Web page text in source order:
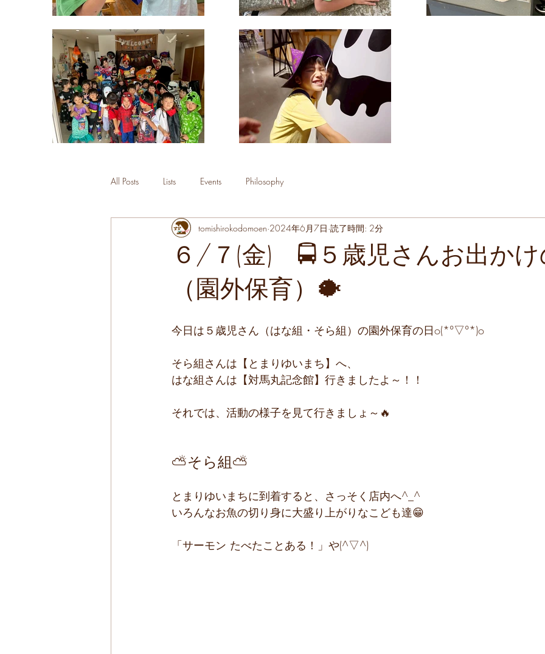
All Posts Lists Events Philosophy
６/７(金) 🚍５歳児さんお出か
（園外保育）🐡
tomishirokodomoen 2024年6月7日 読了時間: 2分
今日は５歳児さん（はな組・そら組）の園外保育の日o(*°▽°*)o
そら組さんは【とまりゆいまち】へ、
はな組さんは【対馬丸記念館】行きましたよ～！！
それでは、活動の様子を見て行きましょ～🔥
⛅そら組⛅
とまりゆいまちに到着すると、さっそく店内へ^_^
いろんなお魚の切り身に大盛り上がりなこども達😁
「サーモン たべたことある！」や(^▽^)